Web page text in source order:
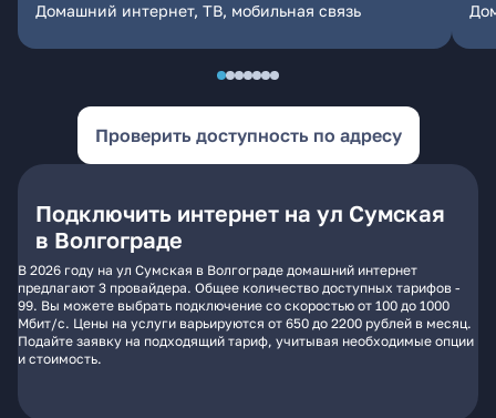
Домашний интернет, ТВ, мобильная связь
Проверить доступность по адресу
Подключить интернет на ул Сумская
в Волгограде
В 2026 году на ул Сумская в Волгограде домашний интернет
предлагают 3 провайдера. Общее количество доступных тарифов -
99. Вы можете выбрать подключение со скоростью от 100 до 1000
Мбит/с. Цены на услуги варьируются от 650 до 2200 рублей в месяц.
Подайте заявку на подходящий тариф, учитывая необходимые опции
и стоимость.